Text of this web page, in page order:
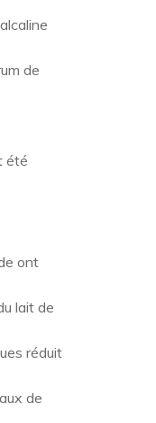
de
été
ont
lait de
réduit
de